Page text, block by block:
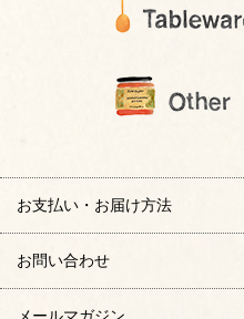
お支払い・お届け方法
お問い合わせ